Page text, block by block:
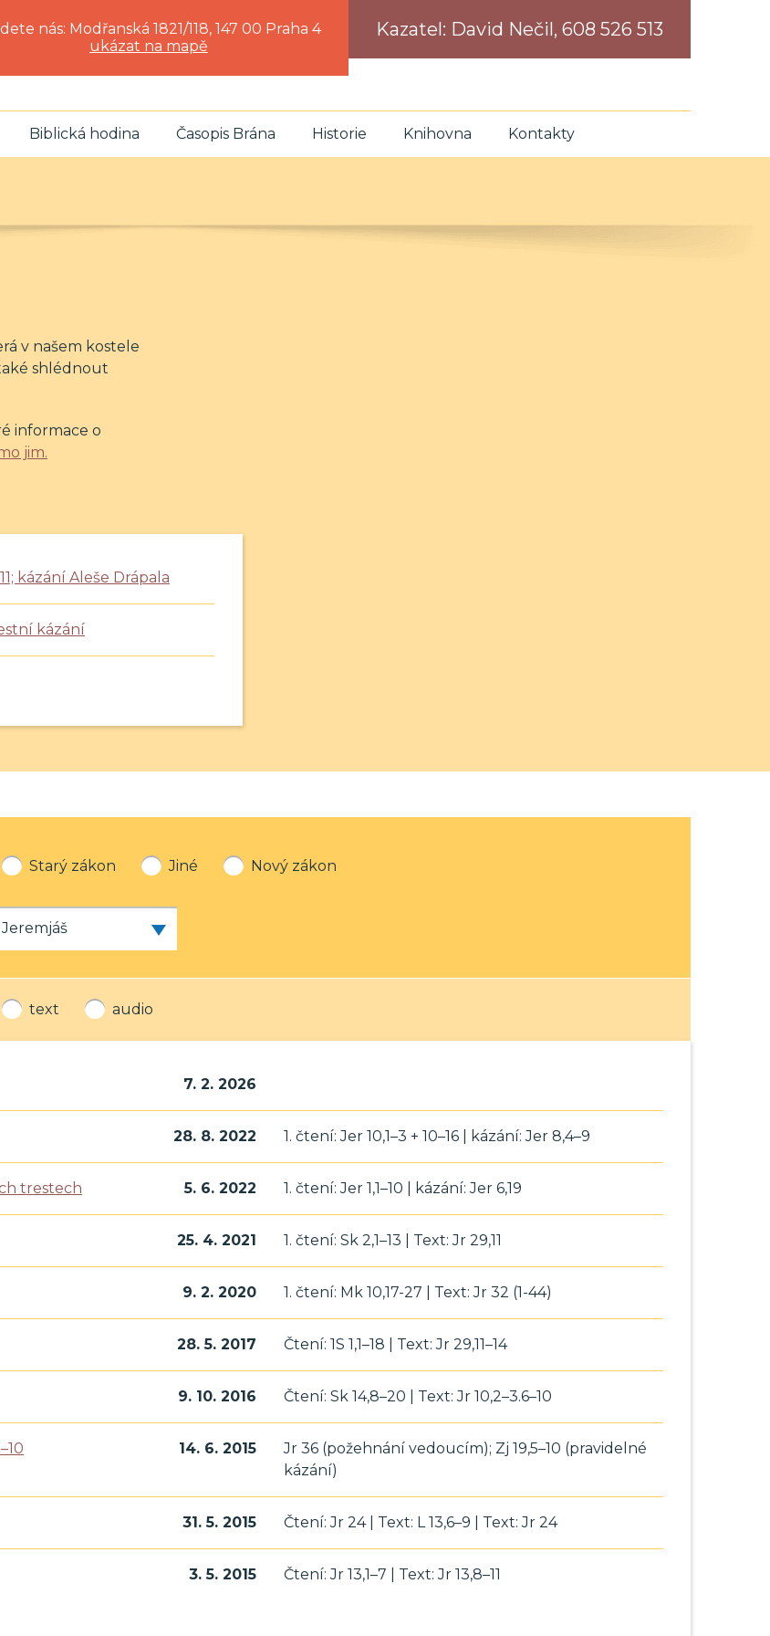
nás: Modřanská 1821/118, 147 00 Praha 4
ukázat na mapě
Kazatel: David Nečil, 608 526 513
Biblická hodina Časopis Brána Historie Knihovna Kontakty
v našem kostele
shlédnout
informace o
jim.
kázání Aleše Drápala
kázání
Starý zákon Jiné Nový zákon
text audio
7. 2. 2026
28. 8. 2022 1. čtení: Jer 10,1–3 + 10–16 | kázání: Jer 8,4–9
trestech 5. 6. 2022 1. čtení: Jer 1,1–10 | kázání: Jer 6,19
25. 4. 2021 1. čtení: Sk 2,1–13 | Text: Jr 29,11
9. 2. 2020 1. čtení: Mk 10,17-27 | Text: Jr 32 (1-44)
28. 5. 2017 Čtení: 1S 1,1–18 | Text: Jr 29,11–14
9. 10. 2016 Čtení: Sk 14,8–20 | Text: Jr 10,2–3.6–10
14. 6. 2015
Jr 36 (požehnání vedoucím); Zj 19,5–10 (pravidelné
kázání)
31. 5. 2015 Čtení: Jr 24 | Text: L 13,6–9 | Text: Jr 24
3. 5. 2015 Čtení: Jr 13,1–7 | Text: Jr 13,8–11